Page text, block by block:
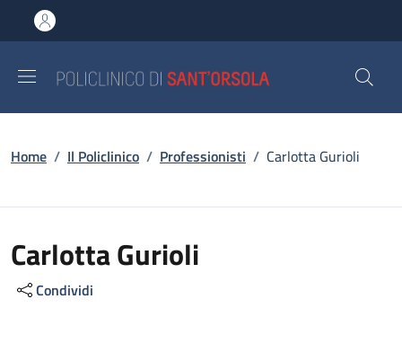
al contenuto principale
to footer content
Briciole di pane
Home / Il Policlinico / Professionisti / Carlotta Gurioli
Carlotta Gurioli
Condividi